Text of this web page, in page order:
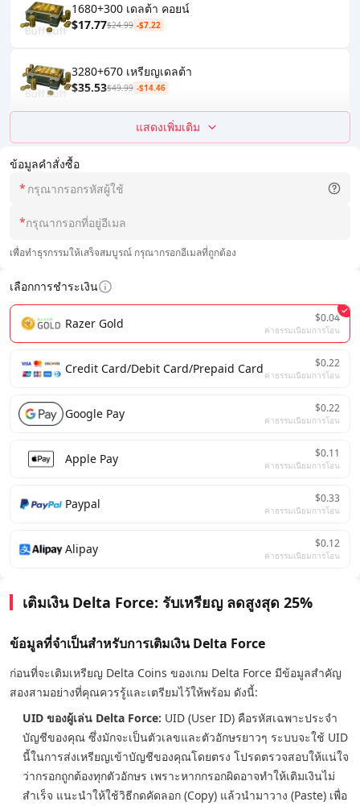
ข้อมูลคำสั่งซื้อ
*
*
เพื่อทำธุรกรรมให้เสร็จสมบูรณ์ กรุณากรอกอีเมลที่ถูกต้อง
เลือกการชำระเงิน
Razer Gold $0.04
ค่าธรรมเนียมการโอน
Credit Card/Debit Card/Prepaid Card $0.22
ค่าธรรมเนียมการโอน
Google Pay $0.22
ค่าธรรมเนียมการโอน
Apple Pay $0.11
ค่าธรรมเนียมการโอน
Paypal $0.33
ค่าธรรมเนียมการโอน
Alipay $0.12
ค่าธรรมเนียมการโอน
1680+300 เดลต้า คอยน์
$17.77$24.99 -$7.22
3280+670 เหรียญเดลต้า
$35.53$49.99 -$14.46
แสดงเพิ่มเติม
เติมเงิน Delta Force: รับเหรียญ ลดสูงสุด 25%
ข้อมูลที่จำเป็นสำหรับการเติมเงิน Delta Force
ก่อนที่จะเติมเหรียญ Delta Coins ของเกม Delta Force มีข้อมูลสำคัญ
สองสามอย่างที่คุณควรรู้และเตรียมไว้ให้พร้อม ดังนี้:
UID ของผู้เล่น Delta Force: UID (User ID) คือรหัสเฉพาะประจำ
บัญชีของคุณ ซึ่งมักจะเป็นตัวเลขและตัวอักษรยาวๆ ระบบจะใช้ UID
นี้ในการส่งเหรียญเข้าบัญชีของคุณโดยตรง โปรดตรวจสอบให้แน่ใจ
ว่ากรอกถูกต้องทุกตัวอักษร เพราะหากกรอกผิดอาจทำให้เติมเงินไม่
สำเร็จ แนะนำให้ใช้วิธีกดคัดลอก (Copy) แล้วนำมาวาง (Paste) เพื่อ